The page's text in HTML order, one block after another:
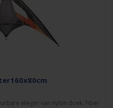
vlieger van nylon doek. Fiber